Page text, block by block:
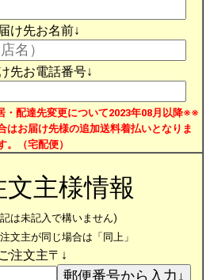
け先お名前↓
先お電話番号↓
配達先変更について2023年08月以降※※
はお届け先様の追加送料着払いとなりま
。（宅配便）
主様情報
は未記入で構いません)
文主が同じ場合は「同上」
ご注文主〒↓